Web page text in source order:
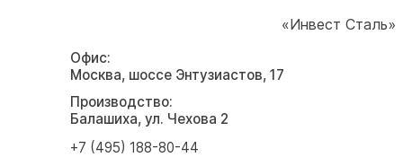
«Инвест Сталь»
Офис:
Москва, шоссе Энтузиастов, 17
Производство:
Балашиха, ул. Чехова 2
+7 (495) 188-80-44